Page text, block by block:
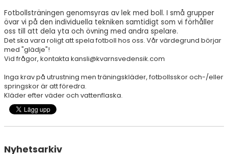
Fotbollsträningen genomsyras av lek med boll. I små grupper
övar vi på den individuella tekniken samtidigt som vi förhåller
oss till att dela yta och övning med andra spelare.
Det ska vara roligt att spela fotboll hos oss. Vår värdegrund börjar
med "glädje"!
Vid frågor, kontakta kansli@kvarnsvedensik.com
Inga krav på utrustning men träningskläder, fotbollsskor och-/eller
springskor är att föredra.
Kläder efter väder och vattenflaska.
Nyhetsarkiv